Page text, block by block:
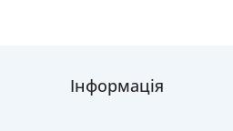
Інформація